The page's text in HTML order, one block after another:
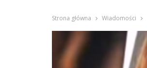
Strona główna Wiadomości